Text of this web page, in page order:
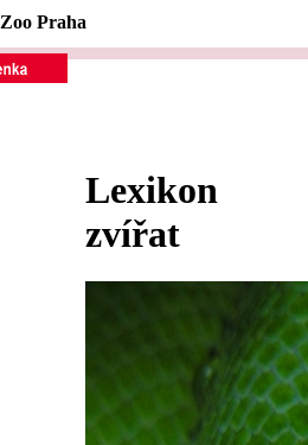
Zoo Praha
Lexikon
zvířat